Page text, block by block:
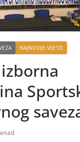
NAJNOVIJE VIJESTI